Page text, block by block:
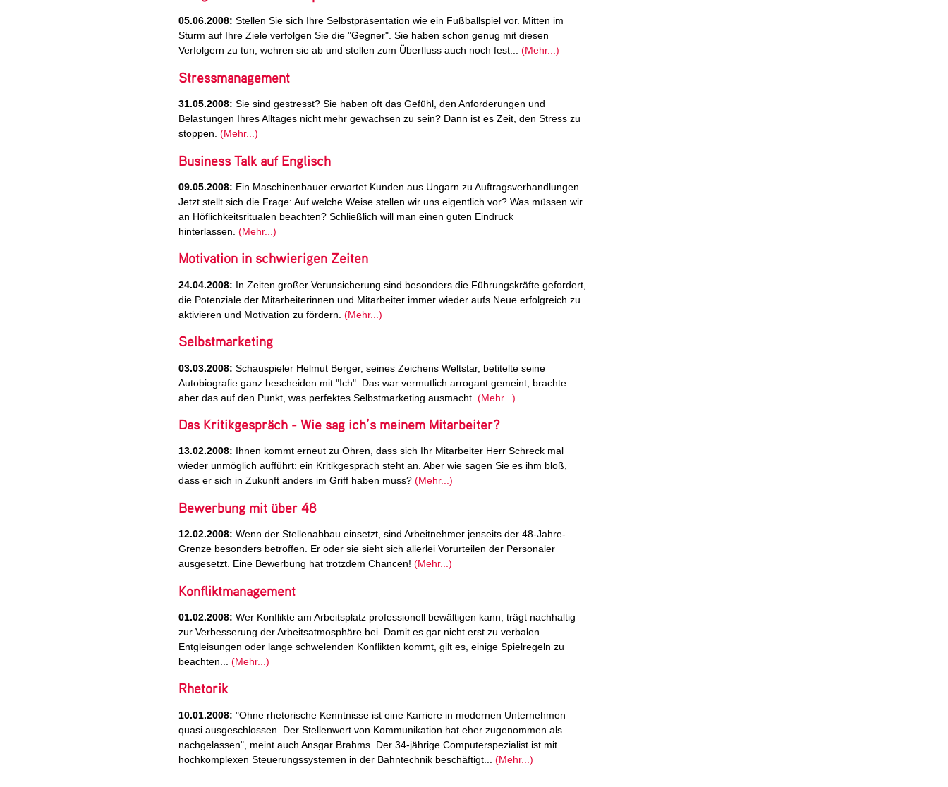
05.06.2008: Stellen Sie sich Ihre Selbstpräsentation wie ein Fußballspiel vor. Mitten im
Sturm auf Ihre Ziele verfolgen Sie die "Gegner". Sie haben schon genug mit diesen
Verfolgern zu tun, wehren sie ab und stellen zum Überfluss auch noch fest... (Mehr...)
Stressmanagement
31.05.2008: Sie sind gestresst? Sie haben oft das Gefühl, den Anforderungen und
Belastungen Ihres Alltages nicht mehr gewachsen zu sein? Dann ist es Zeit, den Stress zu
stoppen. (Mehr...)
Business Talk auf Englisch
09.05.2008: Ein Maschinenbauer erwartet Kunden aus Ungarn zu Auftragsverhandlungen.
Jetzt stellt sich die Frage: Auf welche Weise stellen wir uns eigentlich vor? Was müssen wir
an Höflichkeitsritualen beachten? Schließlich will man einen guten Eindruck
hinterlassen. (Mehr...)
Motivation in schwierigen Zeiten
24.04.2008: In Zeiten großer Verunsicherung sind besonders die Führungskräfte gefordert,
die Potenziale der Mitarbeiterinnen und Mitarbeiter immer wieder aufs Neue erfolgreich zu
aktivieren und Motivation zu fördern. (Mehr...)
Selbstmarketing
03.03.2008: Schauspieler Helmut Berger, seines Zeichens Weltstar, betitelte seine
Autobiografie ganz bescheiden mit "Ich". Das war vermutlich arrogant gemeint, brachte
aber das auf den Punkt, was perfektes Selbstmarketing ausmacht. (Mehr...)
Das Kritikgespräch - Wie sag ich’s meinem Mitarbeiter?
13.02.2008: Ihnen kommt erneut zu Ohren, dass sich Ihr Mitarbeiter Herr Schreck mal
wieder unmöglich aufführt: ein Kritikgespräch steht an. Aber wie sagen Sie es ihm bloß,
dass er sich in Zukunft anders im Griff haben muss? (Mehr...)
Bewerbung mit über 48
12.02.2008: Wenn der Stellenabbau einsetzt, sind Arbeitnehmer jenseits der 48-Jahre-
Grenze besonders betroffen. Er oder sie sieht sich allerlei Vorurteilen der Personaler
ausgesetzt. Eine Bewerbung hat trotzdem Chancen! (Mehr...)
Konfliktmanagement
01.02.2008: Wer Konflikte am Arbeitsplatz professionell bewältigen kann, trägt nachhaltig
zur Verbesserung der Arbeitsatmosphäre bei. Damit es gar nicht erst zu verbalen
Entgleisungen oder lange schwelenden Konflikten kommt, gilt es, einige Spielregeln zu
beachten... (Mehr...)
Rhetorik
10.01.2008: "Ohne rhetorische Kenntnisse ist eine Karriere in modernen Unternehmen
quasi ausgeschlossen. Der Stellenwert von Kommunikation hat eher zugenommen als
nachgelassen", meint auch Ansgar Brahms. Der 34-jährige Computerspezialist ist mit
hochkomplexen Steuerungssystemen in der Bahntechnik beschäftigt... (Mehr...)